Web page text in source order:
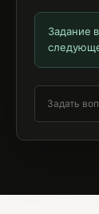
Задание
Задать